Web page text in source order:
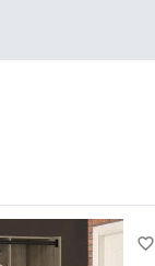
favorite_border